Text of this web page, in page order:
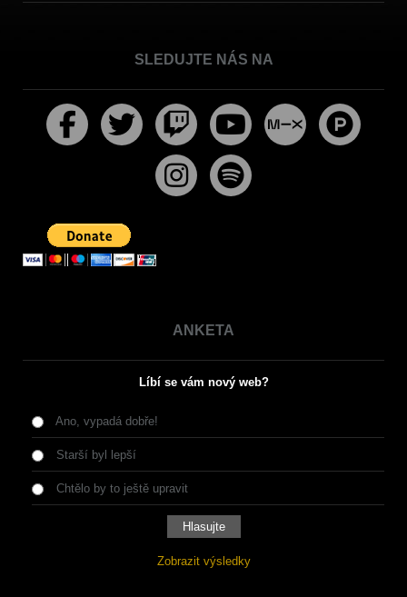
SLEDUJTE NÁS NA
ANKETA
Líbí se vám nový web?
Ano, vypadá dobře!
Starší byl lepší
Chtělo by to ještě upravit
Zobrazit výsledky